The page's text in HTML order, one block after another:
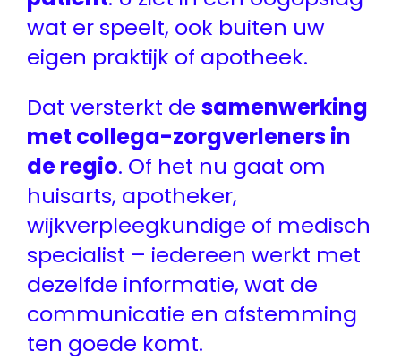
wat er speelt, ook buiten uw
eigen praktijk of apotheek.
Dat versterkt de samenwerking
met collega-zorgverleners in
de regio. Of het nu gaat om
huisarts, apotheker,
wijkverpleegkundige of medisch
specialist – iedereen werkt met
dezelfde informatie, wat de
communicatie en afstemming
ten goede komt.